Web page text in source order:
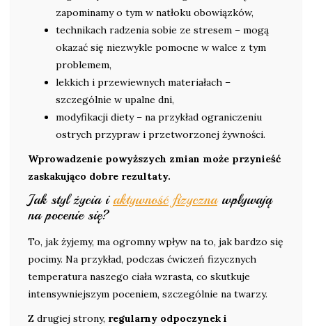
zapominamy o tym w natłoku obowiązków,
technikach radzenia sobie ze stresem – mogą
okazać się niezwykle pomocne w walce z tym
problemem,
lekkich i przewiewnych materiałach –
szczególnie w upalne dni,
modyfikacji diety – na przykład ograniczeniu
ostrych przypraw i przetworzonej żywności.
Wprowadzenie powyższych zmian może przynieść
zaskakująco dobre rezultaty.
Jak styl życia iaktywność fizycznawpływają
na pocenie się?
To, jak żyjemy, ma ogromny wpływ na to, jak bardzo się
pocimy. Na przykład, podczas ćwiczeń fizycznych
temperatura naszego ciała wzrasta, co skutkuje
intensywniejszym poceniem, szczególnie na twarzy.
Z drugiej strony, regularny odpoczynek i